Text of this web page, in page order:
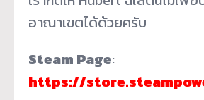
อาณาเขตได้ด้วยครับ
Steam Page:
https://